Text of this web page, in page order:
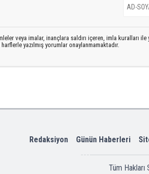
veya imalar, inançlara saldırı içeren, imla kuralları ile
yazılmış yorumlar onaylanmamaktadır.
Redaksiyon Günün Haberleri
Tüm Hakları